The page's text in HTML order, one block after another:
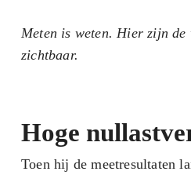
Meten is weten. Hier zijn de
zichtbaar.
Hoge
Toen hij de meetresultaten